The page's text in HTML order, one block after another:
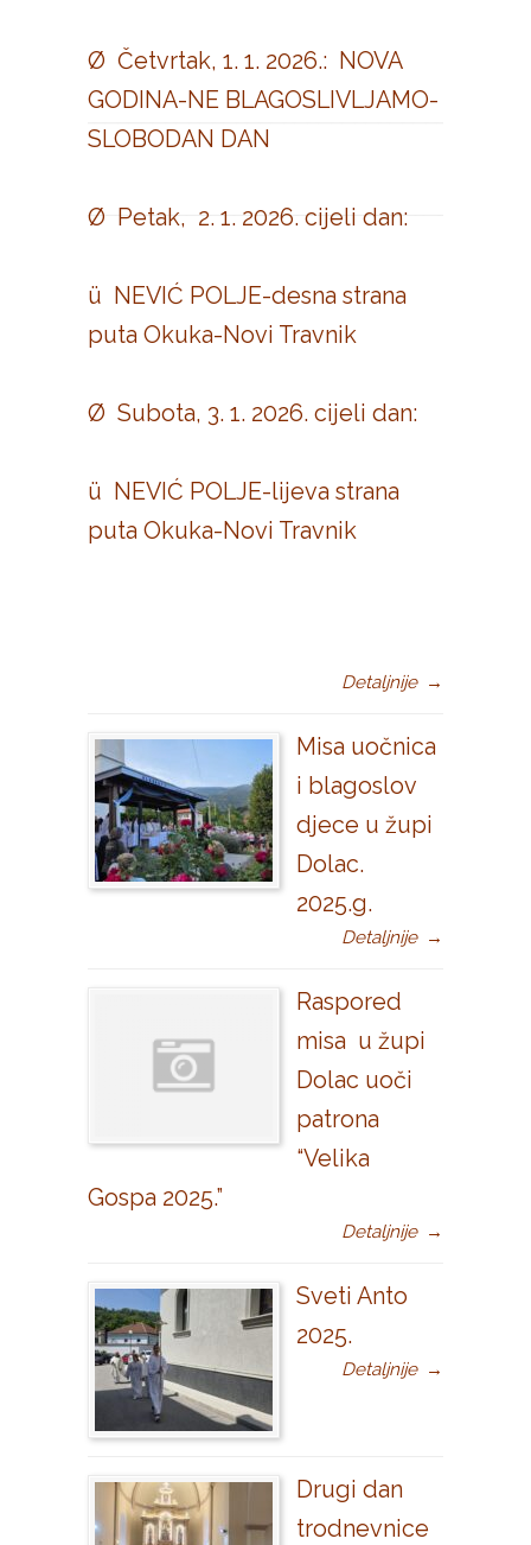
Ø Četvrtak, 1. 1. 2026.: NOVA
GODINA-NE BLAGOSLIVLJAMO-
SLOBODAN DAN
Ø Petak, 2. 1. 2026. cijeli dan:
ü NEVIĆ POLJE-desna strana
puta Okuka-Novi Travnik
Ø Subota, 3. 1. 2026. cijeli dan:
ü NEVIĆ POLJE-lijeva strana
puta Okuka-Novi Travnik
Detaljnije →
Misa uočnica
i blagoslov
djece u župi
Dolac.
2025.g.
Detaljnije →
Raspored
misa u župi
Dolac uoči
patrona
“Velika
Gospa 2025.”
Detaljnije →
Sveti Anto
2025.
Detaljnije →
Drugi dan
trodnevnice